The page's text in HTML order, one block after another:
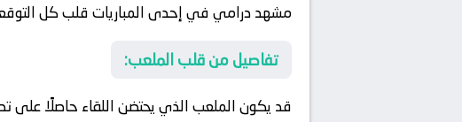
مشهد درامي في إحدى المباريات قلب كل
تفاصيل من قلب الملعب:
قد يكون الملعب الذي يحتضن اللقاء حاصلًا على تصنيف 5 نجوم من الفيفا نظرًا